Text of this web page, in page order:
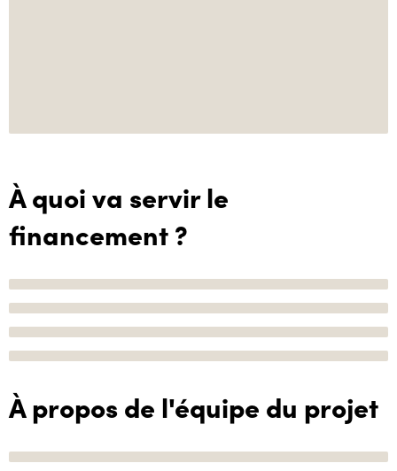
À quoi va servir le
financement ?
À propos de l'équipe du projet